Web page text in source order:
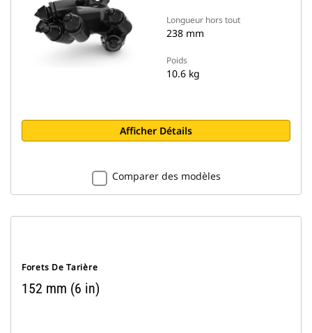
Longueur hors tout
238 mm
Poids
10.6 kg
Afficher Détails
Comparer des modèles
Forets De Tarière
152 mm (6 in)